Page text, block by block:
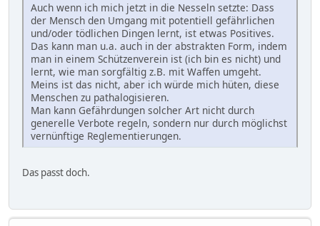
Auch wenn ich mich jetzt in die Nesseln setzte: Dass
der Mensch den Umgang mit potentiell gefährlichen
und/oder tödlichen Dingen lernt, ist etwas Positives.
Das kann man u.a. auch in der abstrakten Form, indem
man in einem Schützenverein ist (ich bin es nicht) und
lernt, wie man sorgfältig z.B. mit Waffen umgeht.
Meins ist das nicht, aber ich würde mich hüten, diese
Menschen zu pathalogisieren.
Man kann Gefährdungen solcher Art nicht durch
generelle Verbote regeln, sondern nur durch möglichst
vernünftige Reglementierungen.
Das passt doch.